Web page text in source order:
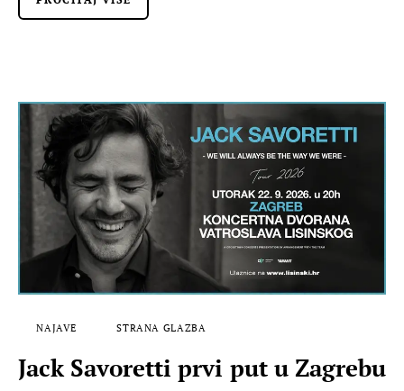
NAJAVE STRANA GLAZBA
Jack Savoretti prvi put u Zagrebu